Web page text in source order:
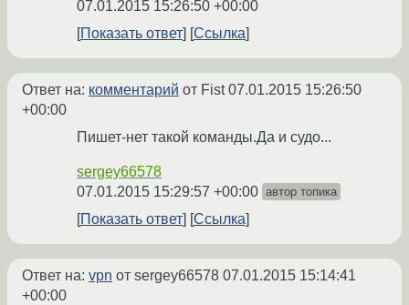
07.01.2015 15:26:50 +00:00
Показать ответ
Ссылка
Ответ на: комментарий от Fist07.01.2015 15:26:50
+00:00
Пишет-нет такой команды.Да и судо...
sergey66578
07.01.2015 15:29:57 +00:00 автор топика
Показать ответ Ссылка
Ответ на: vpn от sergey66578 07.01.2015 15:14:41
+00:00